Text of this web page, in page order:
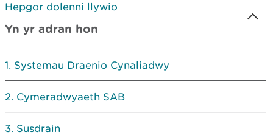
Hepgor dolenni llywio
Yn yr adran hon
Systemau Draenio Cynaliadwy
Cymeradwyaeth SAB
Susdrain